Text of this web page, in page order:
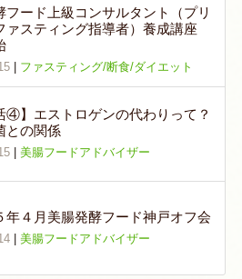
フード上級コンサルタント（プリ
ァスティング指導者）養成講座
| ファスティング/断食/ダイエット
④】エストロゲンの代わりって？
との関係
| 美腸フードアドバイザー
年４月美腸発酵フード神戸オフ会
| 美腸フードアドバイザー